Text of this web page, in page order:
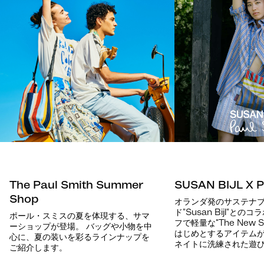
The Paul Smith Summer
Shop
ポール・スミスの夏を体現する、サマ
ーショップが登場。 バッグや小物を中
心に、夏の装いを彩るラインナップを
ご紹介します。
SUSAN BIJL X
オランダ発のサステナ
ド"Susan Bijl"とのコ
フで軽量な"The New
はじめとするアイテム
ネイトに洗練された遊